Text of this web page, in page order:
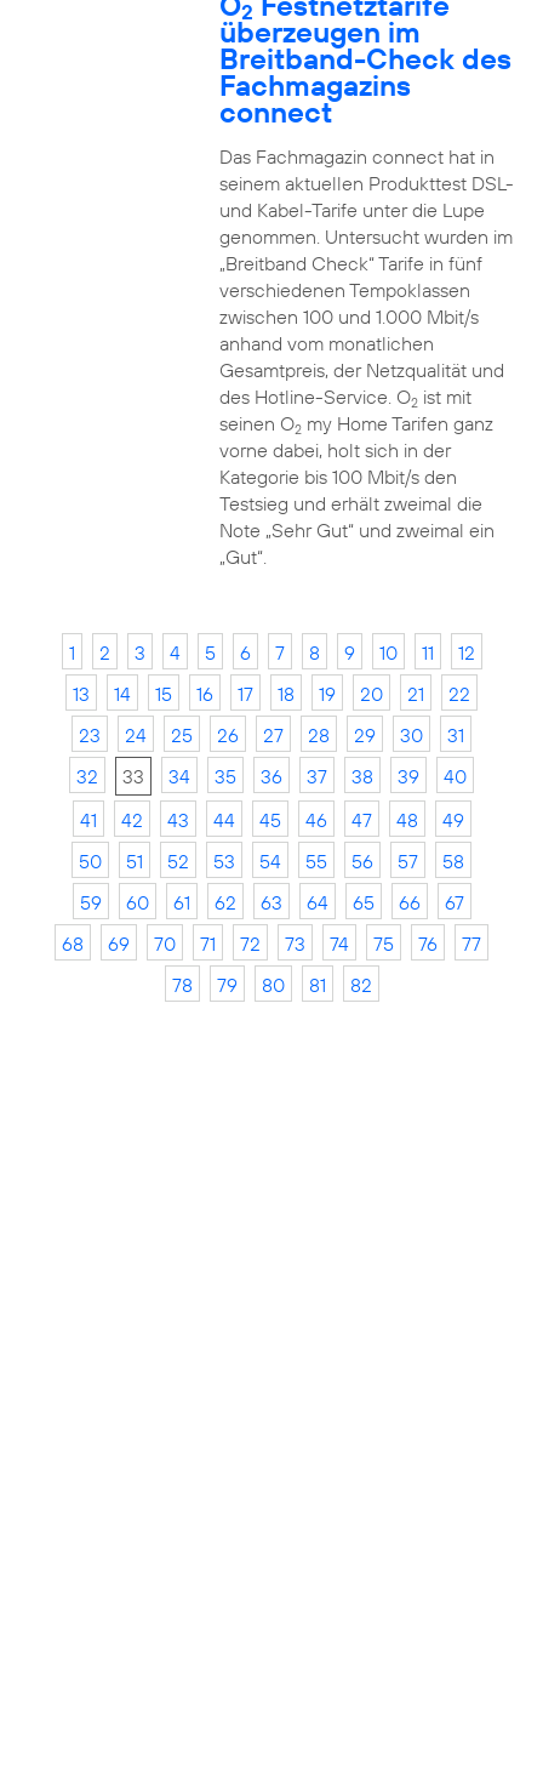
2
überzeugen im
Breitband-Check des
Fachmagazins
connect
Das Fachmagazin connect hat in
seinem aktuellen Produkttest DSL-
und Kabel-Tarife unter die Lupe
genommen. Untersucht wurden im
„Breitband Check“ Tarife in fünf
verschiedenen Tempoklassen
zwischen 100 und 1.000 Mbit/s
anhand vom monatlichen
Gesamtpreis, der Netzqualität und
des Hotline-Service. O2ist mit
seinen O2my Home Tarifen ganz
vorne dabei, holt sich in der
Kategorie bis 100 Mbit/s den
Testsieg und erhält zweimal die
Note „Sehr Gut“ und zweimal ein
„Gut“.
1 2 3 4 5 6 7 8 9 10 11
12
13
14 15 16 17 18 19 20 21
22
23
24 25 26 27 28 29 30
31
32
33 34 35 36 37 38 39
40
41
42 43 44 45 46 47 48
49
50
51 52 53 54 55 56 57
58
59
60 61 62 63 64 65 66
67
68
69 70 71 72 73 74 75 76
77
78
79 80 81 82